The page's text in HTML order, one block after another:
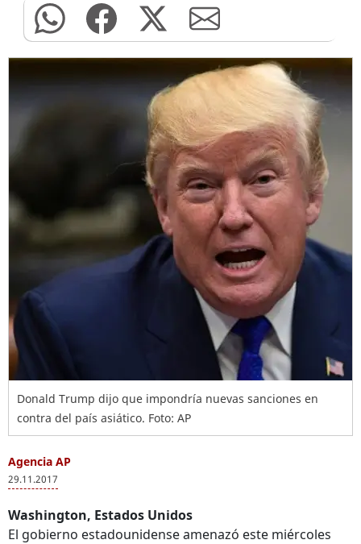
Donald Trump dijo que impondría nuevas sanciones en
contra del país asiático. Foto: AP
Agencia AP
29.11.2017
Washington, Estados Unidos
El gobierno estadounidense amenazó este miércoles